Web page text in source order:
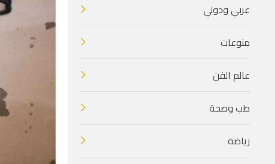
عربي ودولي
منوعات
عالم الفن
طب وصحة
رياضة